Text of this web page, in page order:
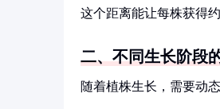
这个距离能让每株获得
二、不同生长阶段
随着植株生长，需要动